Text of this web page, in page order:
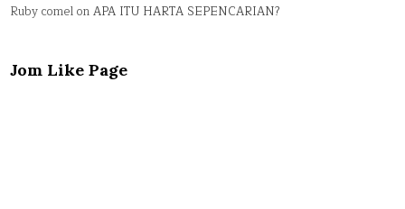
Ruby comelonAPA ITU HARTA SEPENCARIAN?
Jom Like Page